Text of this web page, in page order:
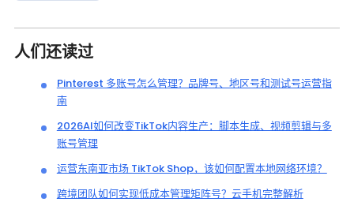
人们还读过
Pinterest 多账号怎么管理？品牌号、地区号和测试号运营指
南
2026AI如何改变TikTok内容生产：脚本生成、视频剪辑与多
账号管理
运营东南亚市场 TikTok Shop，该如何配置本地网络环境？
跨境团队如何实现低成本管理矩阵号？云手机完整解析